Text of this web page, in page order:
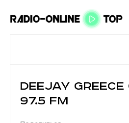
DeeJay
97.5 FM